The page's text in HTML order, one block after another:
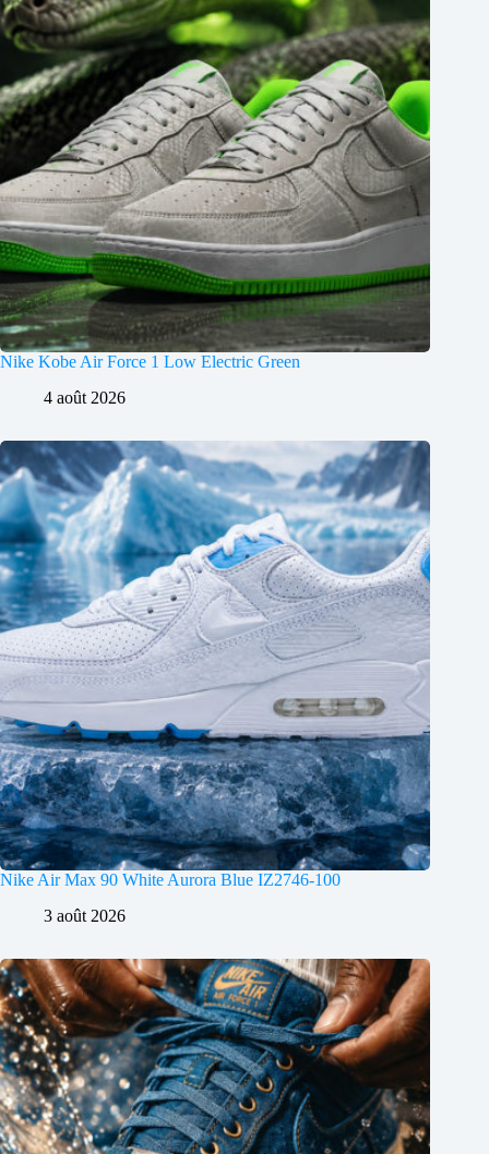
Nike Kobe Air Force 1 Low Electric Green
4 août 2026
Nike Air Max 90 White Aurora Blue IZ2746-100
3 août 2026